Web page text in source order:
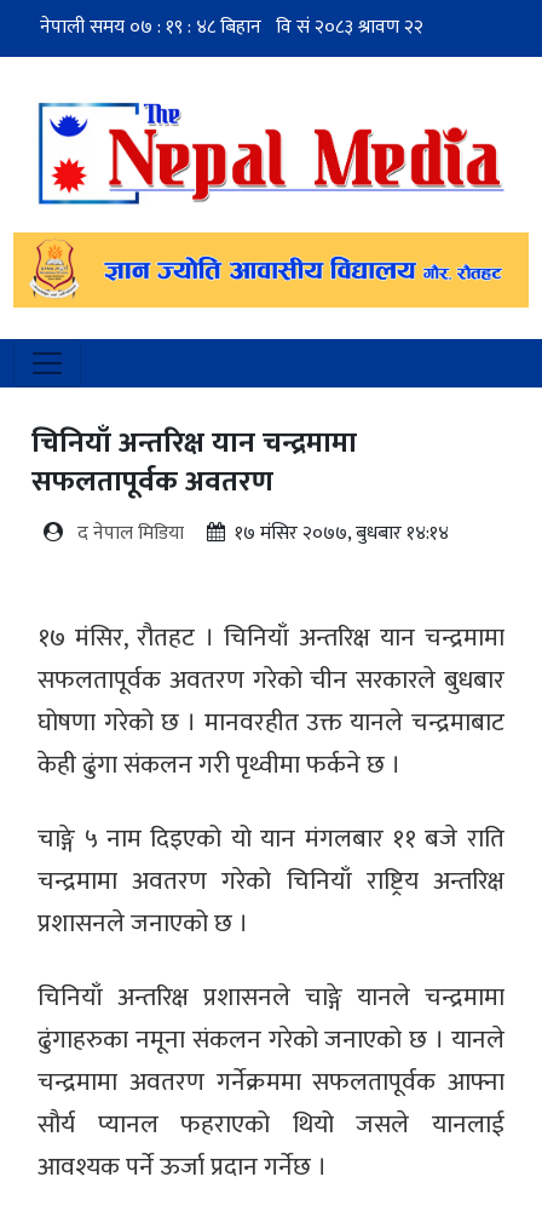
चिनियाँ अन्तरिक्ष यान चन्द्रमामा
सफलतापूर्वक अवतरण
द नेपाल मिडिया १७ मंसिर २०७७, बुधबार १४:१४
१७ मंसिर, रौतहट । चिनियाँ अन्तरिक्ष यान चन्द्रमामा
सफलतापूर्वक अवतरण गरेको चीन सरकारले बुधबार
घोषणा गरेको छ । मानवरहीत उक्त यानले चन्द्रमाबाट
केही ढुंगा संकलन गरी पृथ्वीमा फर्कने छ ।
चाङ्गे ५ नाम दिइएको यो यान मंगलबार ११ बजे राति
चन्द्रमामा अवतरण गरेको चिनियाँ राष्ट्रिय अन्तरिक्ष
प्रशासनले जनाएको छ ।
चिनियाँ अन्तरिक्ष प्रशासनले चाङ्गे यानले चन्द्रमामा
ढुंगाहरुका नमूना संकलन गरेको जनाएको छ । यानले
चन्द्रमामा अवतरण गर्नेक्रममा सफलतापूर्वक आफ्ना
सौर्य प्यानल फहराएको थियो जसले यानलाई
आवश्यक पर्ने ऊर्जा प्रदान गर्नेछ ।